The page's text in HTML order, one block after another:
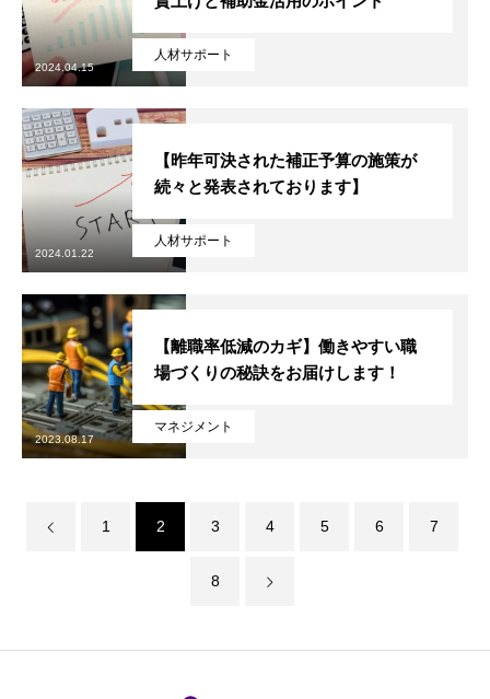
人材サポート
2024.04.15
人材サポート
【昨年可決された補正予算の施策が
続々と発表されております】
2024.01.22
マネジメント
【離職率低減のカギ】働きやすい職
場づくりの秘訣をお届けします！
2023.08.17
1 2 3 4 5 6 7
8